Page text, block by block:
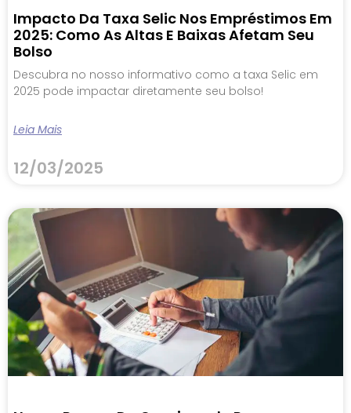
Impacto Da Taxa Selic Nos Empréstimos Em
2025: Como As Altas E Baixas Afetam Seu
Bolso
Descubra no nosso informativo como a taxa Selic em
2025 pode impactar diretamente seu bolso!
Leia Mais
12/03/2025